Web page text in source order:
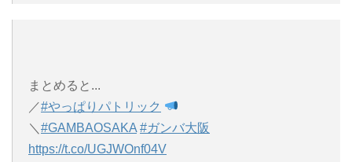
まとめると...
／#やっぱりパトリック
＼ #GAMBAOSAKA #ガンバ大阪
https://t.co/UGJWOnf04V